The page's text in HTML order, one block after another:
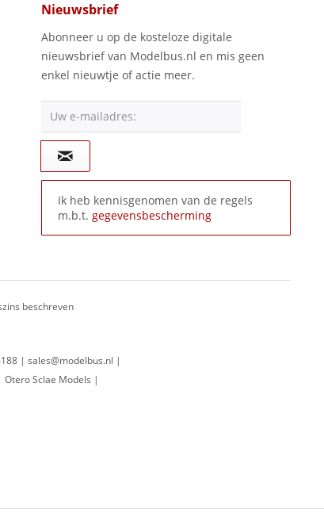
Nieuwsbrief
Abonneer u op de kosteloze digitale
nieuwsbrief van Modelbus.nl en mis geen
enkel nieuwtje of actie meer.
Uw e-mailadres:
Ik heb kennisgenomen van de regels
m.b.t. gegevensbescherming
beschreven
| sales@modelbus.nl |
Sclae Models |